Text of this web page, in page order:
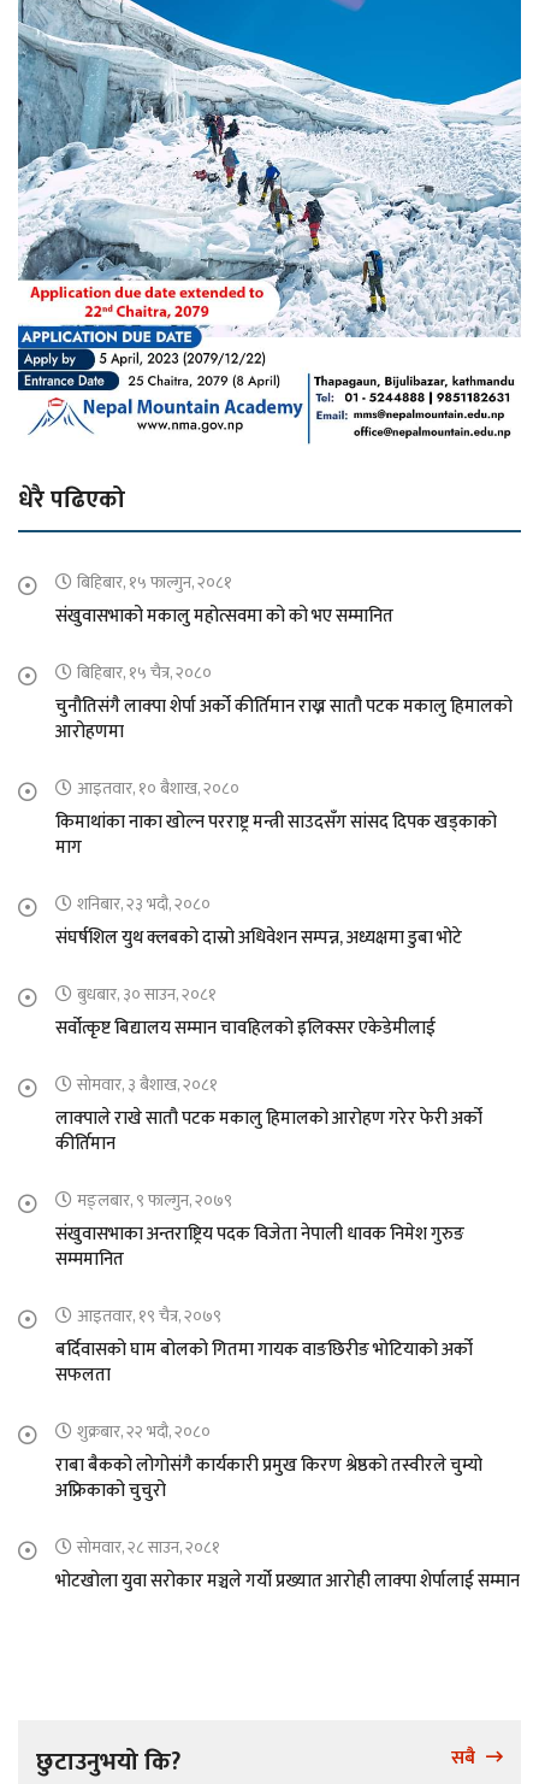
धेरै पढिएको
बिहिबार, १५ फाल्गुन, २०८१
संखुवासभाको मकालु महोत्सवमा को को भए सम्मानित
बिहिबार, १५ चैत्र, २०८०
चुनौतिसंगै लाक्पा शेर्पा अर्को कीर्तिमान राख्न सातौ पटक मकालु हिमालको
आरोहणमा
आइतवार, १० बैशाख, २०८०
किमाथांका नाका खोल्न परराष्ट्र मन्त्री साउदसँग सांसद दिपक खड्काको
माग
शनिबार, २३ भदौ, २०८०
संघर्षशिल युथ क्लबको दास्रो अधिवेशन सम्पन्न, अध्यक्षमा डुबा भोटे
बुधबार, ३० साउन, २०८१
सर्वोत्कृष्ट बिद्यालय सम्मान चावहिलको इलिक्सर एकेडेमीलाई
सोमवार, ३ बैशाख, २०८१
लाक्पाले राखे सातौ पटक मकालु हिमालको आरोहण गरेर फेरी अर्को
कीर्तिमान
मङ्लबार, ९ फाल्गुन, २०७९
संखुवासभाका अन्तराष्ट्रिय पदक विजेता नेपाली धावक निमेश गुरुङ
सम्ममानित
आइतवार, १९ चैत्र, २०७९
बर्दिवासको घाम बोलको गितमा गायक वाङछिरीङ भोटियाको अर्को
सफलता
शुक्रबार, २२ भदौ, २०८०
राबा बैकको लोगोसंगै कार्यकारी प्रमुख किरण श्रेष्ठको तस्वीरले चुम्यो
अफ्रिकाको चुचुरो
सोमवार, २८ साउन, २०८१
भोटखोला युवा सरोकार मञ्चले गर्यो प्रख्यात आरोही लाक्पा शेर्पालाई सम्मान
छुटाउनुभयो कि? सबै